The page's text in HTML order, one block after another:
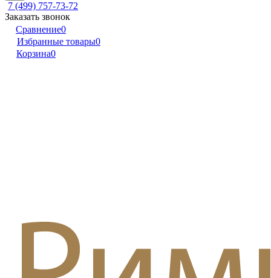
7 (499) 757-73-72
Заказать звонок
Сравнение0
Избранные товары0
Корзина0